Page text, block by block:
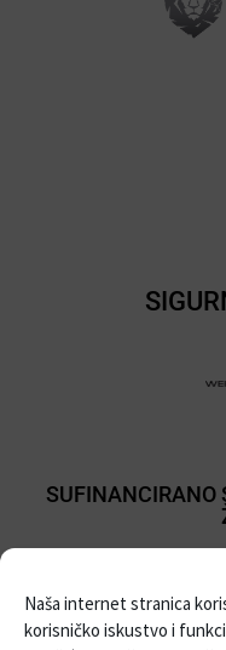
Naša internet stranica
korisničko iskustvo i
SUFINANCIRANO